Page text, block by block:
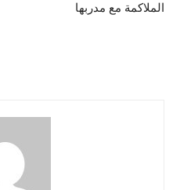
الملاكمة مع مدربها